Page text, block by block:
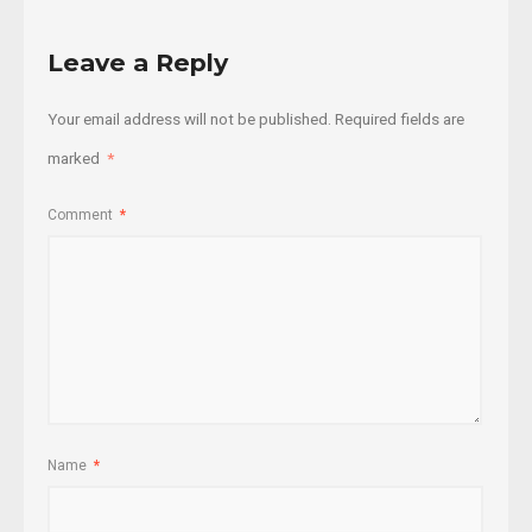
Leave a Reply
Your email address will not be published. Required fields are
marked *
Comment *
Name *